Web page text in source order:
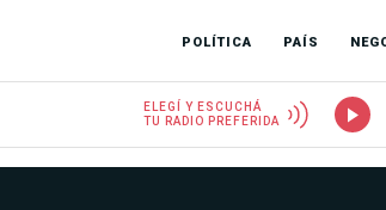
POLÍTICA PAÍS
ELEGÍ Y ESCUCHÁ
TU RADIO PREFERIDA